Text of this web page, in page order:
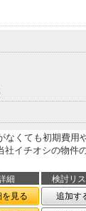
なくても初期費用
社イチオシの物件
細
検討リス
を見る
追加す